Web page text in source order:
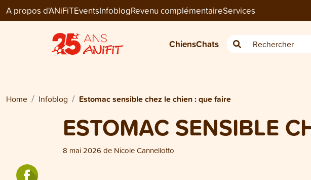
A propos d'ANiFiTEventsInfoblogRevenu complémentaireServices
ChiensChats
Home Infoblog Estomac sensible chez le chien : que faire
ESTOMAC SENSIBLE
8 mai 2026 de Nicole Cannellotto